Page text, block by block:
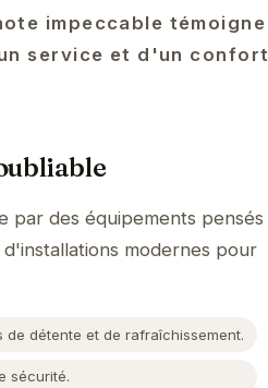
impeccable témoigne
service et d'un confort
par des équipements pensés
modernes pour
de détente et de rafraîchissement.
sécurité.